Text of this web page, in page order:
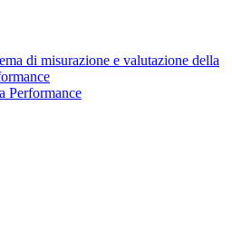
di misurazione e valutazione della
Performance